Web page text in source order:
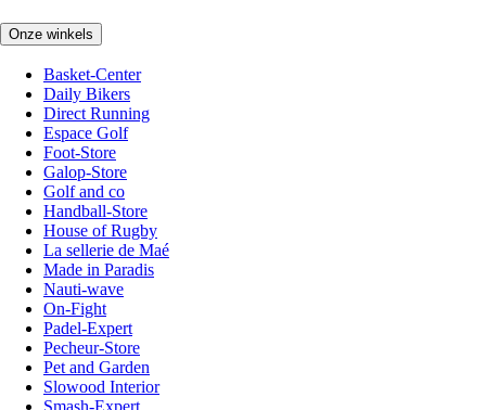
Onze winkels
Basket-Center
Daily Bikers
Direct Running
Espace Golf
Foot-Store
Galop-Store
Golf and co
Handball-Store
House of Rugby
La sellerie de Maé
Made in Paradis
Nauti-wave
On-Fight
Padel-Expert
Pecheur-Store
Pet and Garden
Slowood Interior